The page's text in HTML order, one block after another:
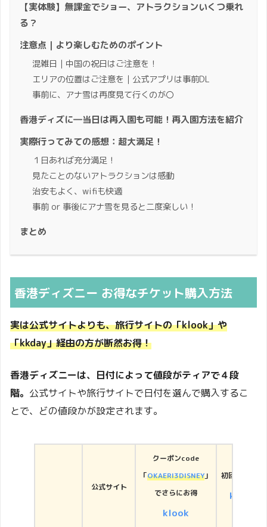
【実体験】無課金でショー、アトラクションいくつ乗れ
る？
注意点｜より楽しむためのポイント
混雑日｜中国の祝日はご注意を！
エリアの位置はご注意を｜公式アプリは事前DL
事前に、アナ雪は再度見て行くのが〇
香港ディズに―当日は再入園も可能！再入園方法を紹介
実際行ってみての感想：超大満足！
１日あれば充分満足！
見たことのないアトラクションは感動
治安もよく、wifiも快適
事前 or 事後にアナ雪を見ると二度楽しい！
まとめ
香港ディズニー お得なチケット購入方法
実は公式サイトよりも、旅行サイトの「klook」や
「kkday」経由の方が断然お得！
香港ディズニーは、日付によって値段がティアで４段
階。 公式サイトや旅行サイトで日付を選んで購入するこ
とで、どの値段かが設定されます。
公式サイト
クーポンcode
「OKAERI3DISNEY 」
でさらにお得
klook
初回500円引
kkday